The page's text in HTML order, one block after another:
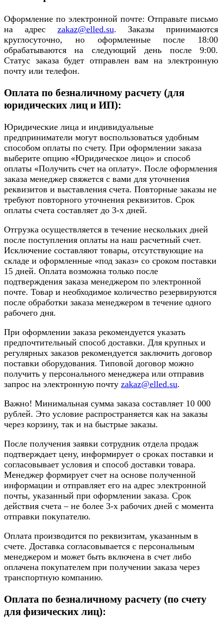
Оформление по электронной почте: Отправьте письмо
на адрес zakaz@elled.su. Заказы принимаются
круглосуточно, но оформленные после 18:00
обрабатываются на следующий день после 9:00.
Статус заказа будет отправлен вам на электронную
почту или телефон.
Оплата по безналичному расчету (для
юридических лиц и ИП):
Юридические лица и индивидуальные
предприниматели могут воспользоваться удобным
способом оплаты по счету. При оформлении заказа
выберите опцию «Юридическое лицо» и способ
оплаты «Получить счет на оплату». После оформления
заказа менеджер свяжется с вами для уточнения
реквизитов и выставления счета. Повторные заказы не
требуют повторного уточнения реквизитов. Срок
оплаты счета составляет до 3-х дней.
Отгрузка осуществляется в течение нескольких дней
после поступления оплаты на наш расчетный счет.
Исключение составляют товары, отсутствующие на
складе и оформленные «под заказ» со сроком поставки
15 дней. Оплата возможна только после
подтверждения заказа менеджером по электронной
почте. Товар и необходимое количество резервируются
после обработки заказа менеджером в течение одного
рабочего дня.
При оформлении заказа рекомендуется указать
предпочтительный способ доставки. Для крупных и
регулярных заказов рекомендуется заключить договор
поставки оборудования. Типовой договор можно
получить у персонального менеджера или отправив
запрос на электронную почту zakaz@elled.su.
Важно! Минимальная сумма заказа составляет 10 000
рублей. Это условие распространяется как на заказы
через корзину, так и на быстрые заказы.
После получения заявки сотрудник отдела продаж
подтверждает цену, информирует о сроках поставки и
согласовывает условия и способ доставки товара.
Менеджер формирует счет на основе полученной
информации и отправляет его на адрес электронной
почты, указанный при оформлении заказа. Срок
действия счета – не более 3-х рабочих дней с момента
отправки покупателю.
Оплата производится по реквизитам, указанным в
счете. Доставка согласовывается с персональным
менеджером и может быть включена в счет либо
оплачена покупателем при получении заказа через
транспортную компанию.
Оплата по безналичному расчету (по счету
для физических лиц):